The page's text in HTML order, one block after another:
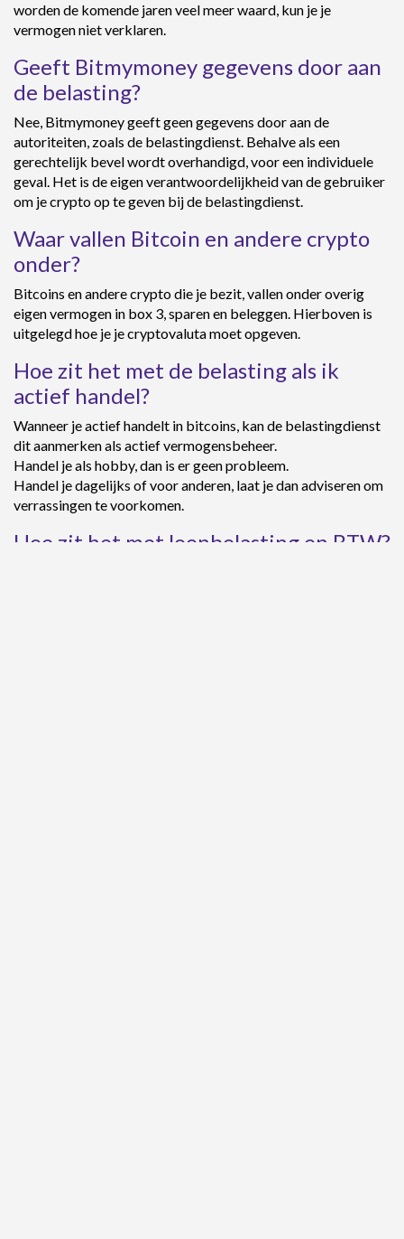
worden de komende jaren veel meer waard, kun je je
vermogen niet verklaren.
Geeft Bitmymoney gegevens door aan
de belasting?
Nee, Bitmymoney geeft geen gegevens door aan de
autoriteiten, zoals de belastingdienst. Behalve als een
gerechtelijk bevel wordt overhandigd, voor een individuele
geval. Het is de eigen verantwoordelijkheid van de gebruiker
om je crypto op te geven bij de belastingdienst.
Waar vallen Bitcoin en andere crypto
onder?
Bitcoins en andere crypto die je bezit, vallen onder overig
eigen vermogen in box 3, sparen en beleggen. Hierboven is
uitgelegd hoe je je cryptovaluta moet opgeven.
Hoe zit het met de belasting als ik
actief handel?
Wanneer je actief handelt in bitcoins, kan de belastingdienst
dit aanmerken als actief vermogensbeheer.
Handel je als hobby, dan is er geen probleem.
Handel je dagelijks of voor anderen, laat je dan adviseren om
verrassingen te voorkomen.
Hoe zit het met loonbelasting en BTW?